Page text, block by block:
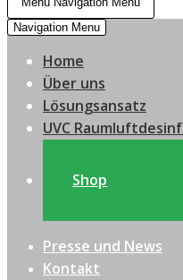
Navigation Menu
Home
Über uns
Lösungsansatz
UVC
Shop
Presse und News
Kontakt